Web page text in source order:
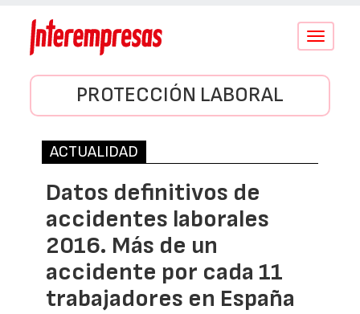
Conmutar
PROTECCIÓN LABORAL
ACTUALIDAD
Datos definitivos de
accidentes laborales
2016. Más de un
accidente por cada 11
trabajadores en España